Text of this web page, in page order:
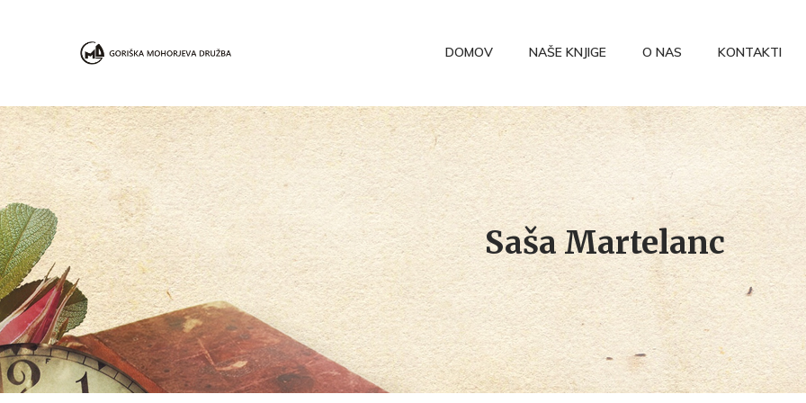
DOMOV NAŠE KNJIGE O NAS KONTAKTI
Saša Martelanc